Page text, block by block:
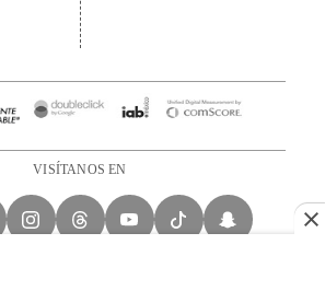
VISÍTANOS EN